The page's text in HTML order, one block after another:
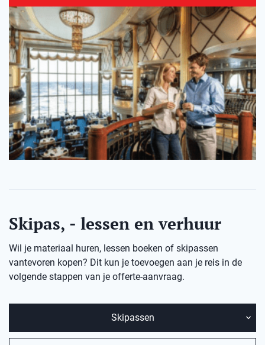
Skipas, - lessen en verhuur
Wil je materiaal huren, lessen boeken of skipassen
vantevoren kopen? Dit kun je toevoegen aan je reis in de
volgende stappen van je offerte-aanvraag.
Skipassen